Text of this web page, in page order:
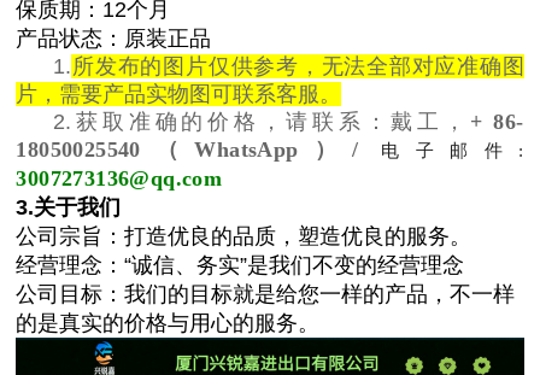
保质期：12个月
产品状态：原装正品
1. 所发布的图片仅供参考，无法全部对应准确图
片，需要产品实物图可联系客服。
2.获取准确的价格，请联系：戴工， + 86-
18050025540（WhatsApp）/
电子邮件:
3007273136@qq.com
3.关于我们
公司宗旨：打造优良的品质，塑造优良的服务。
经营理念：“诚信、务实”是我们不变的经营理念
公司目标：我们的目标就是给您一样的产品，不一样
的是真实的价格与用心的服务。